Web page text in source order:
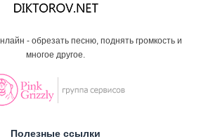
- обрезать песню, поднять громкость и
многое другое.
Полезные ссылки